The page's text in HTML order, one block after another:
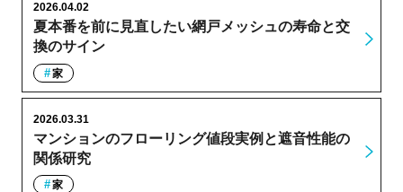
夏本番を前に見直したい網戸メッシュの寿命と交
換のサイン
2026.04.02
家
マンションのフローリング値段実例と遮音性能の
関係研究
2026.03.31
家